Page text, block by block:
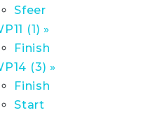
Sfeer
(1) »
Finish
(3) »
Finish
Start